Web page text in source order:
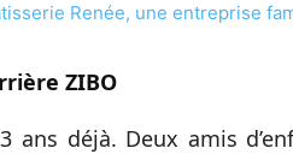
Renée, une entreprise
ZIBO
ans déjà. Deux amis